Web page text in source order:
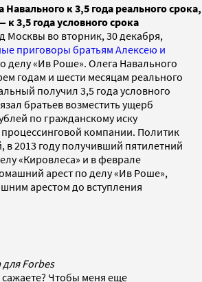
Навального к 3,5 года реального срока,
к 3,5 года условного срока
Москвы во вторник, 30 декабря,
приговоры братьям Алексею и
делу «Ив Роше». Олега Навального
годам и шести месяцам реального
получил 3,5 года условного
братьев возместить ущерб
по гражданскому иску
компании. Политик
в 2013 году получивший пятилетний
«Кировлеса» и в феврале
арест по делу «Ив Роше»,
арестом до вступления
Forbes
сажаете? Чтобы меня еще